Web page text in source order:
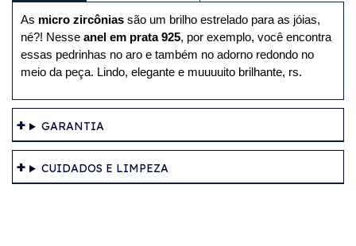
As micro zircônias são um brilho estrelado para as jóias,
né?! Nesse anel em prata 925, por exemplo, você encontra
essas pedrinhas no aro e também no adorno redondo no
meio da peça. Lindo, elegante e muuuuito brilhante, rs.
GARANTIA
CUIDADOS E LIMPEZA